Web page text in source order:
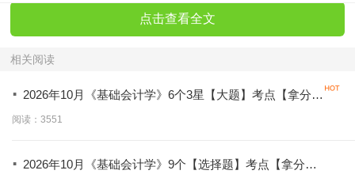
点击查看全文
相关阅读
· 2026年10月《基础会计学》6个3星【大题】考点【拿分必
背】
阅读：3551
· 2026年10月《基础会计学》9个【选择题】考点【拿分必